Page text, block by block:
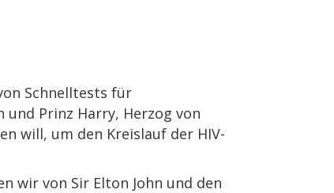
Schnelltests für
und Prinz Harry, Herzog von
will, um den Kreislauf der HIV-
wir von Sir Elton John und den